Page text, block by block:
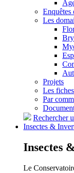
Enquêtes
Les
Projets
Les
Par
Rechercher
Insectes &
Insectes
Le